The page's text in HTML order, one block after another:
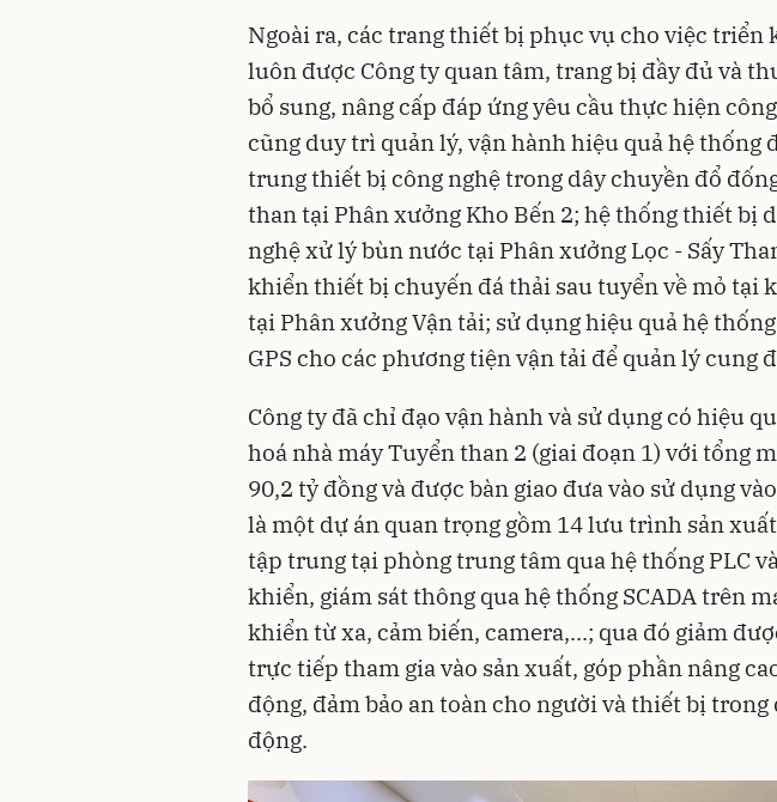
Ngoài ra, các trang thiết bị phục vụ cho việc triển
luôn được Công ty quan tâm, trang bị đầy đủ và
bổ sung, nâng cấp đáp ứng yêu cầu thực hiện
cũng duy trì quản lý, vận hành hiệu quả hệ thống
trung thiết bị công nghệ trong dây chuyền đổ
than tại Phân xưởng Kho Bến 2; hệ thống thiết bị
nghệ xử lýbùn nước tại Phân xưởng Lọc - Sấy
khiển thiết bị chuyến đá thải sau tuyển về mỏ tại
tại Phân xưởng Vận tải; sử dụng hiệu quả hệ
GPS cho các phương tiện vận tải để quản lý cung
Công ty đã chỉ đạo vận hành và sử dụng có hiệu
hoá nhà máy Tuyển than 2 (giai đoạn 1) với tổng
90,2 tỷ đồng và được bàn giao đưa vào sử dụng
là một dự án quan trọng gồm 14 lưu trình sản
tập trung tại phòng trung tâm qua hệ thống PLC
khiển, giám sát thông qua hệ thống SCADA trên
khiển từ xa, cảm biến, camera,...; qua đó giảm
trực tiếp tham gia vào sản xuất, góp phần nâng
động, đảm bảo an toàn cho người và thiết bị
động.